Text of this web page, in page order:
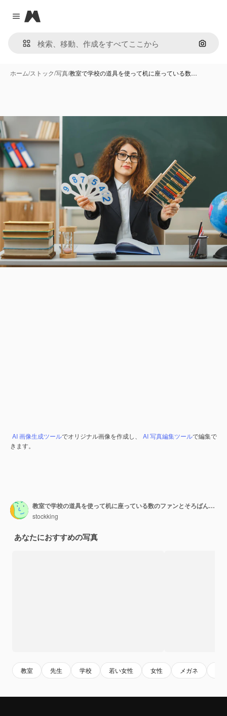
Close menu
Magnific
画像で
ホーム/ストック/写真/教室で学校の道具を使って机に座っている数…
AI 画像生成ツールでオリジナル画像を作成し、 AI 写真編集ツールで編集で
きます。
教室で学校の道具を使って机に座っている数のファンとそろばんを保持している眼鏡をかけている若い女性教師の笑顔
stockking
あなたにおすすめの写真
教室 先生 学校 若い女性 女性 メガネ